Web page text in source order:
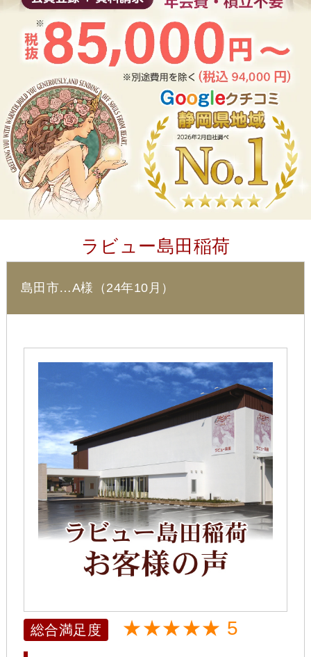
ラビュー島田稲荷
島田市…A様（24年10月）
総合満足度 ★★★★★ 5